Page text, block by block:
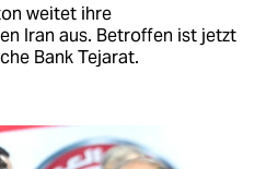
weitet ihre
Iran aus. Betroffen ist jetzt
Bank Tejarat.